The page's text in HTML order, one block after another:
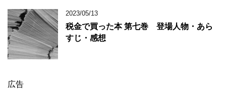
2023/05/13
税金で買った本 第七巻 登場人物・あら
すじ・感想
広告